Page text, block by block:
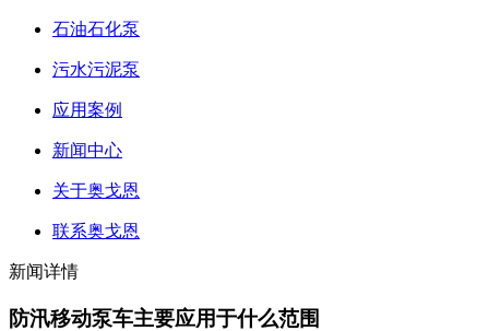
石油石化泵
污水污泥泵
应用案例
新闻中心
关于奥戈恩
联系奥戈恩
新闻详情
防汛移动泵车主要应用于什么范围